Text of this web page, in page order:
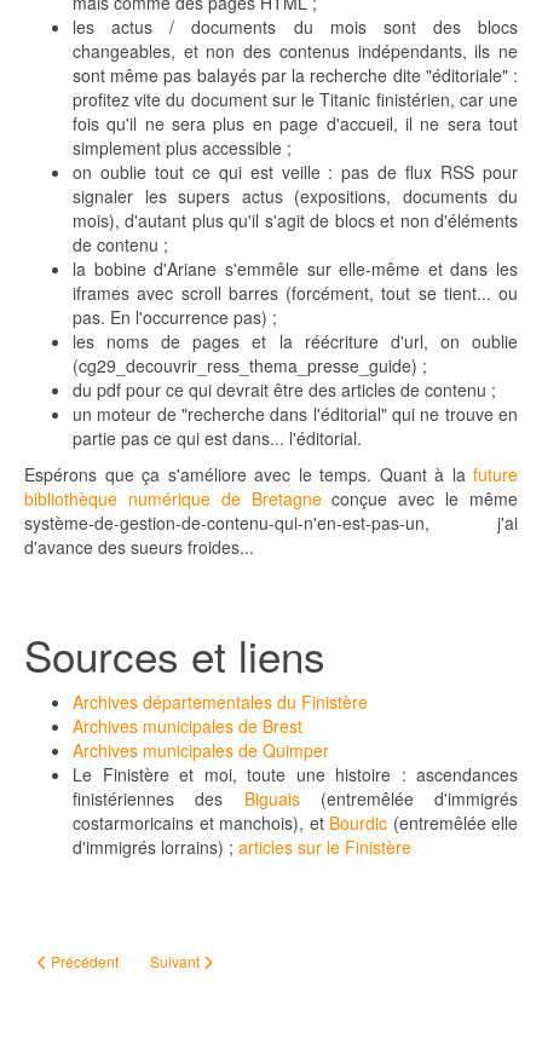
les actus / documents du mois sont des blocs
changeables, et non des contenus indépendants, ils ne
sont même pas balayés par la recherche dite "éditoriale" :
profitez vite du document sur le Titanic finistérien, car une
fois qu'il ne sera plus en page d'accueil, il ne sera tout
simplement plus accessible ;
on oublie tout ce qui est veille : pas de flux RSS pour
signaler les supers actus (expositions, documents du
mois), d'autant plus qu'il s'agit de blocs et non d'éléments
de contenu ;
la bobine d'Ariane s'emmêle sur elle-même et dans les
iframes avec scroll barres (forcément, tout se tient... ou
pas. En l'occurrence pas) ;
les noms de pages et la réécriture d'url, on oublie
(cg29_decouvrir_ress_thema_presse_guide) ;
du pdf pour ce qui devrait être des articles de contenu ;
un moteur de "recherche dans l'éditorial" qui ne trouve en
partie pas ce qui est dans... l'éditorial.
Espérons que ça s'améliore avec le temps. Quant à la future
bibliothèque numérique de Bretagneconçue avec le même
système-de-gestion-de-contenu-qui-n'en-est-pas-un, j'ai
d'avance des sueurs froides...
Sources et liens
Archives départementales du Finistère
Archives municipales de Brest
Archives municipales de Quimper
Le Finistère et moi, toute une histoire : ascendances
finistériennes des Biguais (entremêlée d'immigrés
costarmoricains et manchois), et Bourdic (entremêlée elle
d'immigrés lorrains) ; articles sur le Finistère
Article précédent : Nez cave, front fuyant
Précédent Article suivant : Wikipédia, les archives et moi [billet
Suivant